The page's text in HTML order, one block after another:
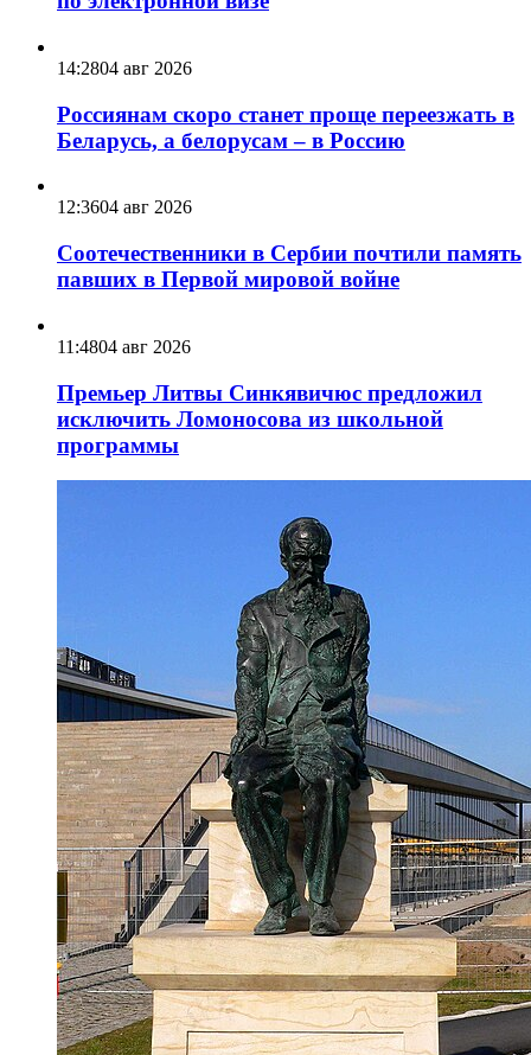
14:2804 авг 2026
Россиянам скоро станет проще переезжать в
Беларусь, а белорусам – в Россию
12:3604 авг 2026
Соотечественники в Сербии почтили память
павших в Первой мировой войне
11:4804 авг 2026
Премьер Литвы Синкявичюс предложил
исключить Ломоносова из школьной
программы